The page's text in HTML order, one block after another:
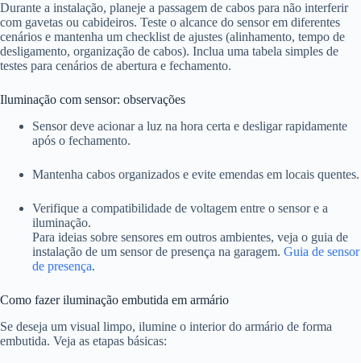
Durante a instalação, planeje a passagem de cabos para não interferir
com gavetas ou cabideiros. Teste o alcance do sensor em diferentes
cenários e mantenha um checklist de ajustes (alinhamento, tempo de
desligamento, organização de cabos). Inclua uma tabela simples de
testes para cenários de abertura e fechamento.
Iluminação com sensor: observações
Sensor deve acionar a luz na hora certa e desligar rapidamente
após o fechamento.
Mantenha cabos organizados e evite emendas em locais quentes.
Verifique a compatibilidade de voltagem entre o sensor e a
iluminação.
Para ideias sobre sensores em outros ambientes, veja o guia de
instalação de um sensor de presença na garagem. Guia de sensor
de presença.
Como fazer iluminação embutida em armário
Se deseja um visual limpo, ilumine o interior do armário de forma
embutida. Veja as etapas básicas: